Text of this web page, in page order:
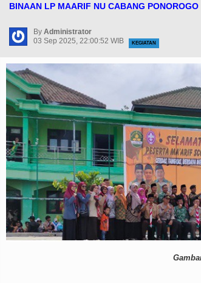
BINAAN LP MAARIF NU CABANG PONOROGO
By Administrator
03 Sep 2025, 22:00:52 WIB
KEGIATAN